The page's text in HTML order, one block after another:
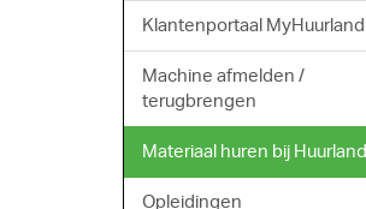
Klantenportaal MyHuurland
Machine afmelden /
terugbrengen
Materiaal huren bij Huurland
Opleidingen